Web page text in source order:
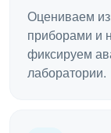
Оцениваем
приборами и
фиксируем
лаборатории.